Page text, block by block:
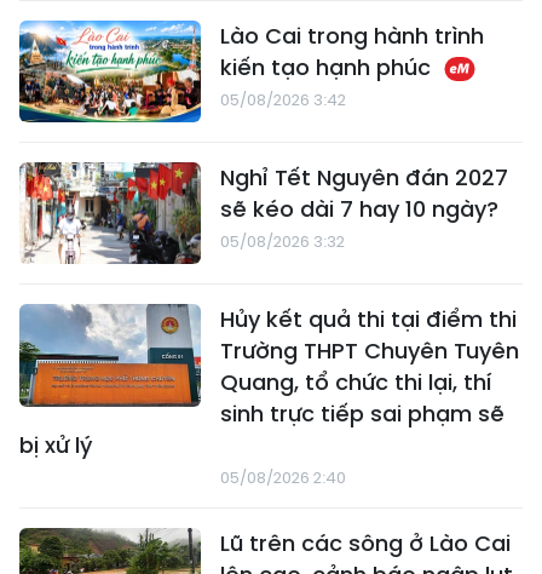
Lào Cai trong hành trình
kiến tạo hạnh phúc
05/08/2026 3:42
Nghỉ Tết Nguyên đán 2027
sẽ kéo dài 7 hay 10 ngày?
05/08/2026 3:32
Hủy kết quả thi tại điểm thi
Trường THPT Chuyên Tuyên
Quang, tổ chức thi lại, thí
sinh trực tiếp sai phạm sẽ
bị xử lý
05/08/2026 2:40
Lũ trên các sông ở Lào Cai